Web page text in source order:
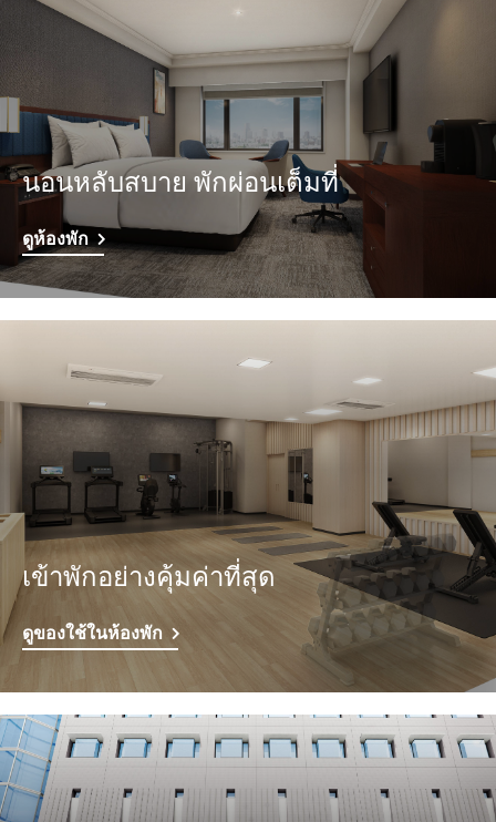
นอนหลับสบาย พักผ่อนเต็มที่
ดูห้องพัก
เข้าพักอย่างคุ้มค่าที่สุด
ดูของใช้ในห้องพัก